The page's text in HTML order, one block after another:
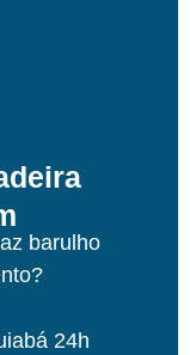
barulho
24h